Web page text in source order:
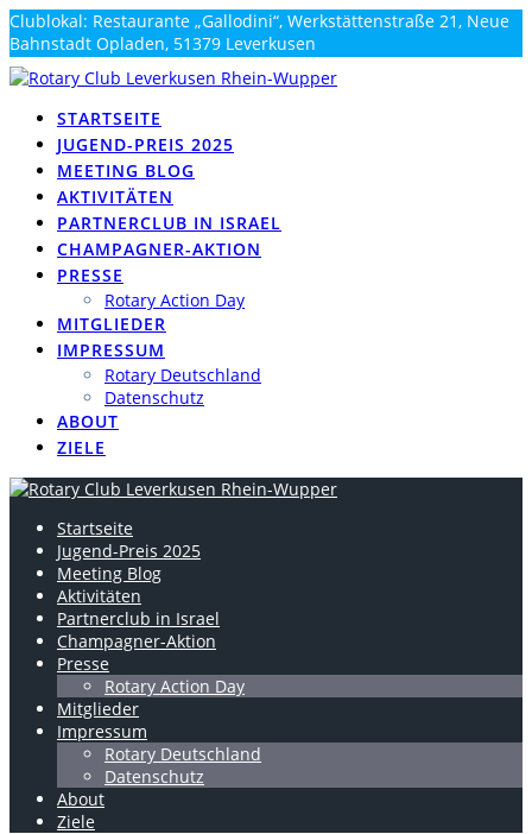
Zum
Inhalt
springen
Clublokal: Restaurante „Gallodini“, Werkstättenstraße 21, Neue
Bahnstadt Opladen, 51379 Leverkusen
info@rotary-rhein-wupper.de
STARTSEITE
JUGEND-PREIS 2025
MEETING BLOG
AKTIVITÄTEN
PARTNERCLUB IN ISRAEL
CHAMPAGNER-AKTION
PRESSE
Rotary Action Day
MITGLIEDER
IMPRESSUM
Rotary Deutschland
Datenschutz
ABOUT
ZIELE
Startseite
Jugend-Preis 2025
Meeting Blog
Aktivitäten
Partnerclub in Israel
Champagner-Aktion
Presse
Rotary Action Day
Mitglieder
Impressum
Rotary Deutschland
Datenschutz
About
Ziele